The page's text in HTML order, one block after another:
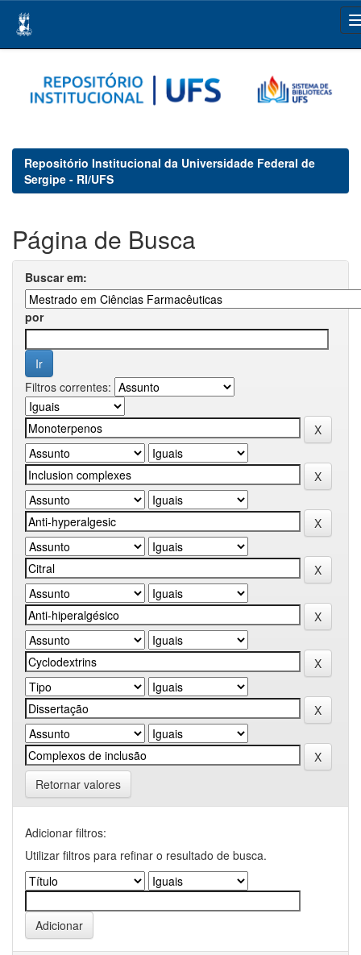
navigation
Repositório Institucional da Universidade Federal de
Sergipe - RI/UFS
Página de Busca
Buscar em:
por
Filtros correntes:
Retornar valores
Adicionar filtros:
Utilizar filtros para refinar o resultado de busca.